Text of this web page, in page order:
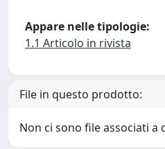
Appare nelle tipologie:
1.1 Articolo in rivista
File in questo prodotto:
Non ci sono file associati